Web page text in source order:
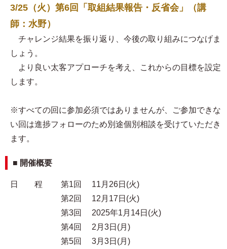
3/25（火）第6回「取組結果報告・反省会」（講
師：水野）
チャレンジ結果を振り返り、今後の取り組みにつなげま
しょう。
より良い太客アプローチを考え、これからの目標を設定
します。
※すべての回に参加必須ではありませんが、ご参加できな
い回は進捗フォローのため別途個別相談を受けていただき
ます。
■ 開催概要
日 程 第1回 11月26日(火)
第2回 12月17日(火)
第3回 2025年1月14日(火)
第4回 2月3日(月)
第5回 3月3日(月)